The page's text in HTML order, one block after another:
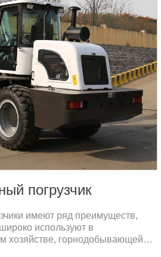
погрузчик
имеют ряд преимуществ,
используют в
хозяйстве, горнодобывающей